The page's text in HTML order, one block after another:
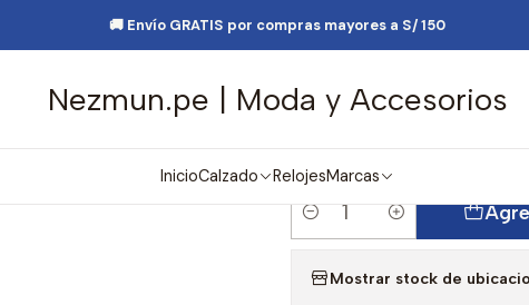
Nezmun.pe | Moda y Accesorios
InicioCalzado RelojesMarcas
🚚 Envío GRATIS por compras mayores a S/ 150
Accesorios de Moda Lentes y Accesorios Lentes de Sol Lentes de
|
Lentes de Sol
X17782
Cantidad
Mostrar stock de